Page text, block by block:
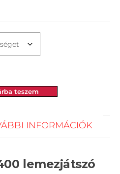
teszem
INFORMÁCIÓK
lemezjátszó